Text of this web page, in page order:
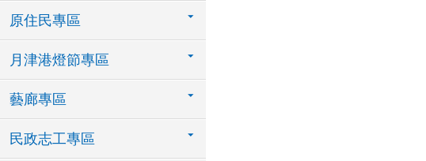
原住民專區
月津港燈節專區
藝廊專區
民政志工專區